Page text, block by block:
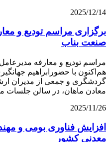
2025/12/14
برگزاری مراسم تودیع و
صنعت بناب
مراسم تودیع و معارفه
هم‌اکنون با حضورابراهیم
گردشگری و جمعی از مدیران
معادن ماهان، در سالن جلسات
2025/11/26
افزایش فناوری بومی و
معدنی کشور